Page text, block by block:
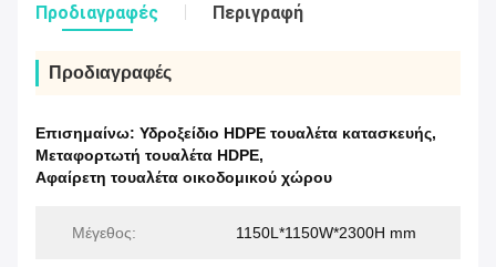
Προδιαγραφές Περιγραφή
Προδιαγραφές
Επισημαίνω: Υδροξείδιο HDPE τουαλέτα κατασκευής,
Μεταφορτωτή τουαλέτα HDPE,
Αφαίρετη τουαλέτα οικοδομικού χώρου
Μέγεθος: 1150L*1150W*2300H mm